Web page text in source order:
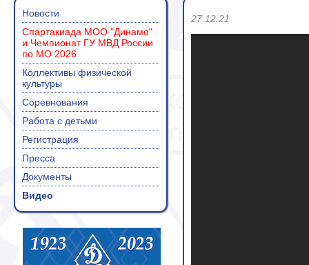
Новости
Спартакиада МОО "Динамо"
и Чемпионат ГУ МВД России
по МО 2026
Коллективы физической
культуры
Соревнования
Работа с детьми
Регистрация
Пресса
Документы
Видео
27.12.21